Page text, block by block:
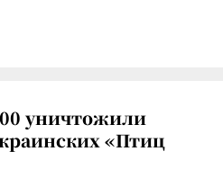
уничтожили
«Птиц